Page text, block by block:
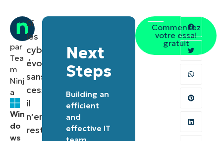
Win
do
ws
par
Tea
m
Ninj
a
Si
les
cybermenaces
évoluent
sans
cesse,
il
n’en
reste
Next
Steps
Building an
efficient
and
effective IT
Commencez
votre essai
gratuit